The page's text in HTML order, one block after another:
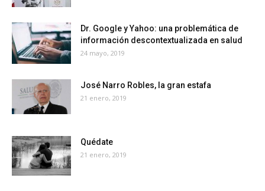
Dr. Google y Yahoo: una problemática de
información descontextualizada en salud
24 mayo, 2019
José Narro Robles, la gran estafa
21 enero, 2019
Quédate
21 enero, 2019